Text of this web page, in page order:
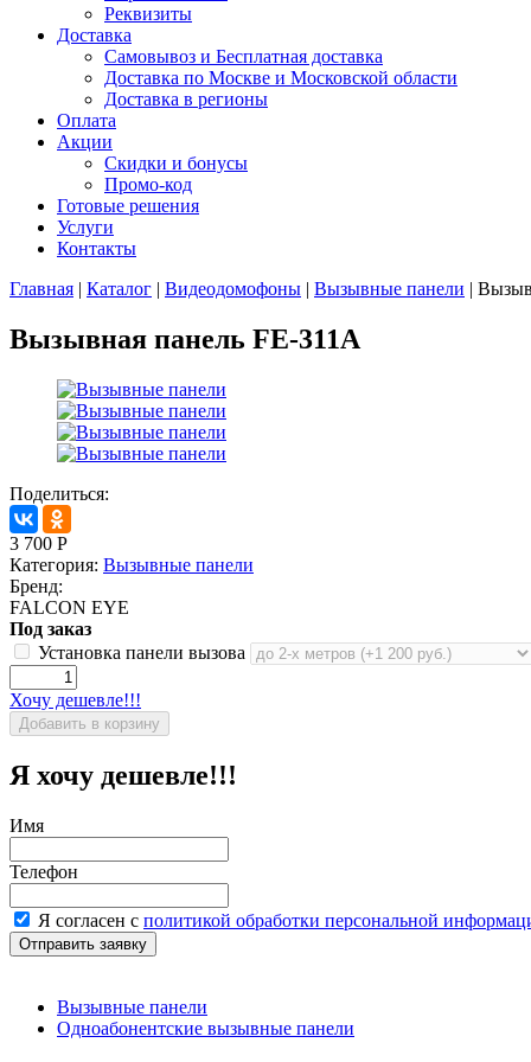
Реквизиты
Доставка
Самовывоз и Бесплатная доставка
Доставка по Москве и Московской области
Доставка в регионы
Оплата
Акции
Скидки и бонусы
Промо-код
Готовые решения
Услуги
Контакты
Главная | Каталог | Видеодомофоны | Вызывные панели |
Вызывная панель FE-311A
Поделиться:
3 700 Р
Категория: Вызывные панели
Бренд:
FALCON EYE
Под заказ
Установка панели вызова
Хочу дешевле!!!
Я хочу дешевле!!!
Имя
Телефон
Я согласен с политикой обработки персональной
Вызывные панели
Одноабонентские вызывные панели